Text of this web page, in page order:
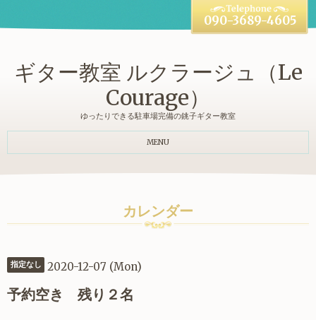
ギター教室 ルクラージュ（Le
Courage）
ゆったりできる駐車場完備の銚子ギター教室
090-3689-4605
MENU
カレンダー
指定なし 2020-12-07 (Mon)
予約空き 残り２名